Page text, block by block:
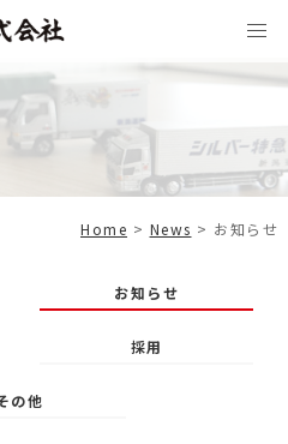
Home > News > お知らせ
お知らせ
採用
の他